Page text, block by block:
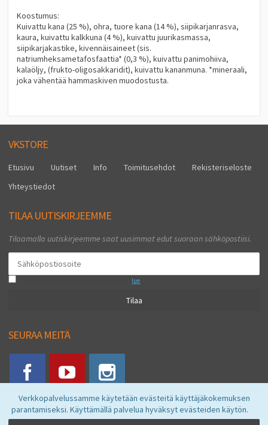
Verkkopalvelussamme käytetään evästeitä käyttäjäkokemuksen
parantamiseksi. Käyttämällä palvelua hyväksyt evästeiden käytön.
Koostumus:
Kuivattu kana (25 %), ohra, tuore kana (14 %), siipikarjanrasva,
kaura, kuivattu kalkkuna (4 %), kuivattu juurikasmassa,
siipikarjakastike, kivennäisaineet (sis.
natriumheksametafosfaattia* (0,3 %), kuivattu panimohiiva,
kalaöljy, (frukto-oligosakkaridit), kuivattu kananmuna. *mineraali,
joka vähentää hammaskiven muodostusta.
VKSTORE
Etusivu Uutiset Info Toimitusehdot
Rekisteriseloste
Yhteystiedot
TILAA UUTISKIRJEEMME
Tilaamalla uutiskirjeemme saat uusimmat edut suoraan sähköpostiisi.
lue
Tilaa
SEURAA MEITÄ
Vkstore © 2026